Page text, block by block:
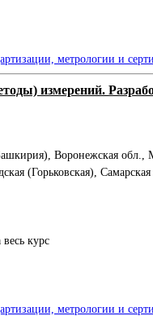
метрологии и
измерений.
Воронежская обл.,
(Горьковская), Самарская
курс
метрологии и